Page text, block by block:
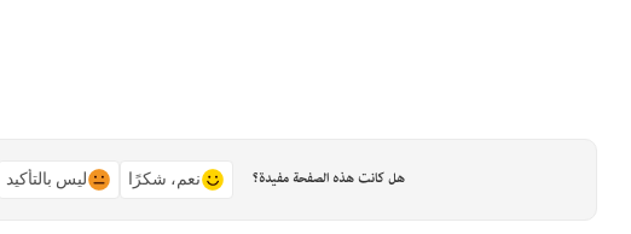
هل كانت هذه الصفحة مفيدة؟ نعم، شكرًا ليس بالتأكيد